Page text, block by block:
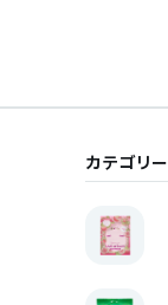
カテゴリー